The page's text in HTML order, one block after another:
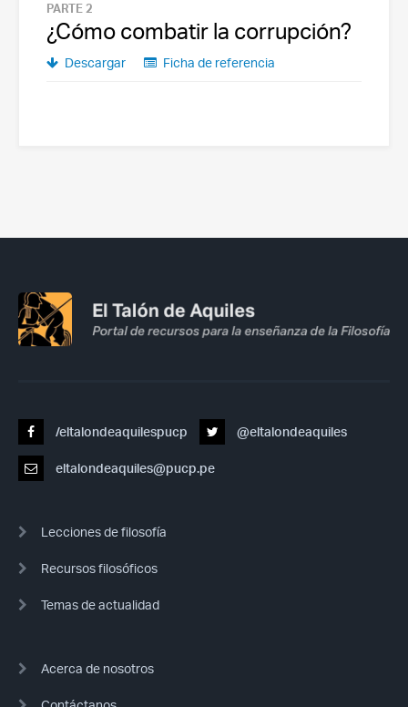
PARTE 2
¿Cómo combatir la corrupción?
Descargar Ficha de referencia
/eltalondeaquilespucp @eltalondeaquiles
eltalondeaquiles@pucp.pe
Lecciones de filosofía
Recursos filosóficos
Temas de actualidad
Acerca de nosotros